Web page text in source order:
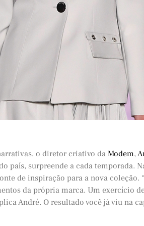
o diretor criativo da Modem,
país, surpreende a cada temporada.
de inspiração para a nova coleção.
da própria marca. Um exercício
André. O resultado você já viu na